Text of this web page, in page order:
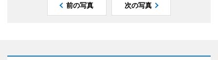
前の写真 次の写真